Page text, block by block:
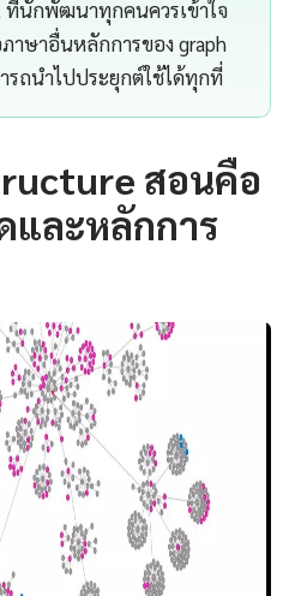
ที่นักพัฒนาทุกคนควรเข้าใจ
าษาอื่นหลักการของ graph
รถนำไปประยุกต์ใช้ได้ทุกที่
สอนคือ
และหลักการ